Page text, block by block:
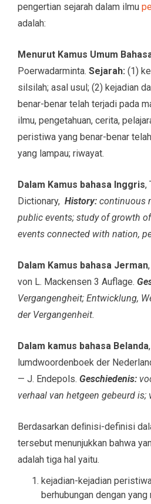
pengertian sejarah dalam ilmu
adalah:
Menurut Kamus Umum
Poerwadarminta. Sejarah: (1)
silsilah; asal usul; (2) kejadian
benar-benar telah terjadi pada
ilmu, pengetahuan, cerita,
peristiwa yang benar-benar
yang lampau; riwayat.
Dalam Kamus bahasa Inggris,
Dictionary, History: continuous
public events; study of growth
events connected with nation,
Dalam Kamus bahasa Jerman
von L. Mackensen 3 Auflage.
Vergangengheit; Entwicklung,
der Vergangenheit.
Dalam kamus bahasa Belanda
lumdwoordenboek der
— J. Endepols. Geschiedenis:
verhaal van hetgeen gebeurd is;
Berdasarkan deﬁnisi-definisi
tersebut menunjukkan bahwa
adalah tiga hal yaitu.
kejadian-kejadian
berhubungan dengan